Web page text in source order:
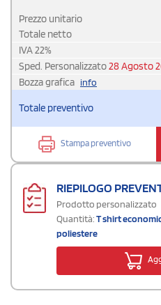
Prezzo unitario
Totale netto
IVA22%
Sped. Personalizzato28 Agosto
Bozza grafica info
Totale preventivo
Stampa preventivo
RIEPILOGO
Prodotto personalizzato
Quantità:T shirt
poliestere